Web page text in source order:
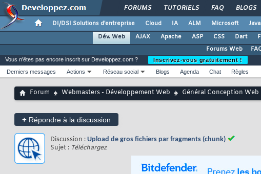
FORUMS TUTORIELS FAQ BLOGS
DI/DSI Solutions d'entreprise Cloud IA ALM Microsoft Java
Dév. Web
AJAX Apache ASP CSS Dart
Forums Web
Vous n'êtes pas encore inscrit sur Developpez.com ?
Inscrivez-vous gratuitement !
Derniers messages
Actions Réseau social Blogs Agenda Chat Règles
Forum Webmasters - Développement Web Général Conception Web
+ Répondre à la discussion
Discussion : Upload de gros fichiers par fragments (chunk)
Sujet : Téléchargez